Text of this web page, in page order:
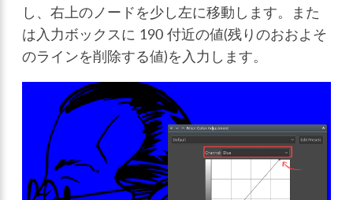
し、右上のノードを少し左に移動します。また
は入力ボックスに 190 付近の値(残りのおおよそ
のラインを削除する値)を入力します。